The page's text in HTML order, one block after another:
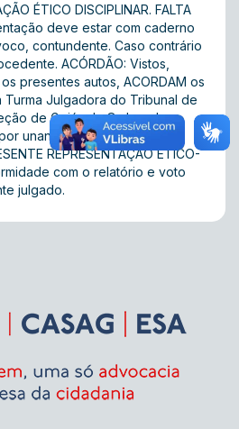
ÉTICO DISCIPLINAR. FALTA
deve estar com caderno
contundente. Caso contrário
ACÓRDÃO: Vistos,
presentes autos, ACORDAM os
Julgadora do Tribunal de
de Goiás da Ordem dos
unanimidade, em julgar
REPRESENTAÇÃO ÉTICO-
com o relatório e voto
julgado.